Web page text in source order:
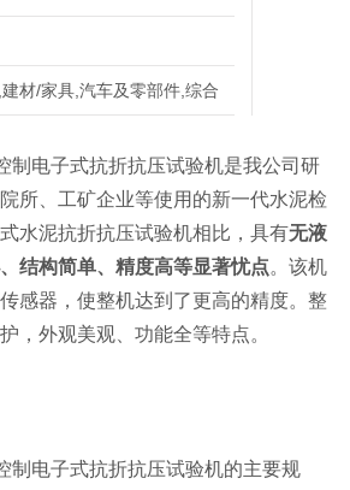
材/家具,汽车及零部件,综合
制电子式抗折抗压试验机是我公司研
所、工矿企业等使用的新一代水泥检
水泥抗折抗压试验机相比，具有无液
结构简单、精度高等显著忧点。该机
感器，使整机达到了更高的精度。整
，外观美观、功能全等特点。
制电子式抗折抗压试验机的主要规